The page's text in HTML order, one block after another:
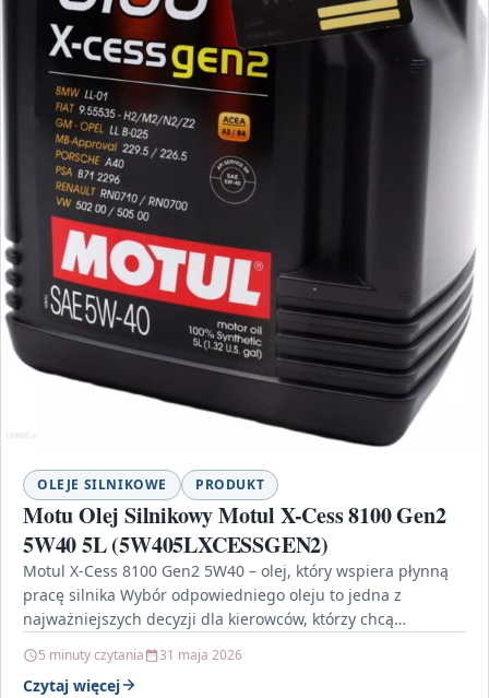
OLEJE SILNIKOWE PRODUKT
Motu Olej Silnikowy Motul X-Cess 8100 Gen2
5W40 5L (5W405LXCESSGEN2)
Motul X-Cess 8100 Gen2 5W40 – olej, który wspiera płynną
pracę silnika Wybór odpowiedniego oleju to jedna z
najważniejszych decyzji dla kierowców, którzy chcą…
5 minuty czytania 31 maja 2026
Czytaj więcej